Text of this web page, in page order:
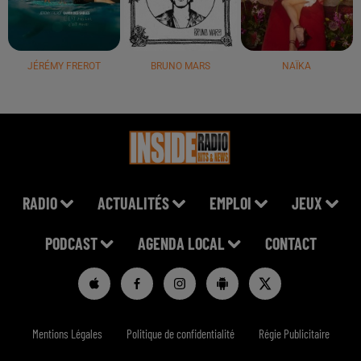
JÉRÉMY FREROT BRUNO MARS NAÏKA
RADIO ACTUALITÉS EMPLOI JEUX
PODCAST AGENDA LOCAL CONTACT
Mentions Légales Politique de confidentialité Régie Publicitaire